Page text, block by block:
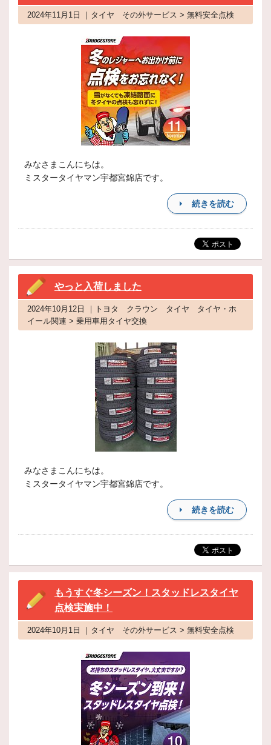
2024年11月1日 ｜タイヤ その外サービス > 無料安全点検
みなさまこんにちは。
ミスタータイヤマン宇都宮錦店です。
続きを読む
やっと入荷しました
2024年10月12日 ｜トヨタ クラウン タイヤ タイヤ・ホ
イール関連 > 乗用車用タイヤ交換
みなさまこんにちは。
ミスタータイヤマン宇都宮錦店です。
続きを読む
もうすぐ冬シーズン！スタッドレスタイヤ
点検実施中！
2024年10月1日 ｜タイヤ その外サービス > 無料安全点検